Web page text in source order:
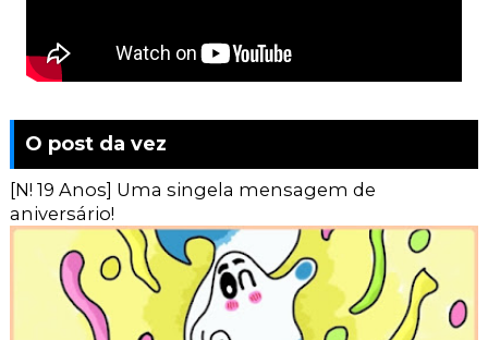
O post da vez
[N! 19 Anos] Uma singela mensagem de
aniversário!